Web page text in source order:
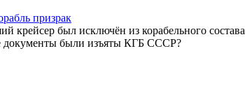
призрак
был исключён из корабельного состава
были изъяты КГБ СССР?